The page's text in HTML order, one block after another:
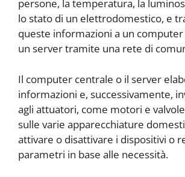
persone, la temperatura, la
lo stato di un elettrodomestico, e
queste informazioni a un
un server tramite una rete di
Il computer centrale o il server
informazioni e, successivamente,
agli attuatori, come motori e
sulle varie apparecchiature
attivare o disattivare i dispositivi o
parametri in base alle necessità.